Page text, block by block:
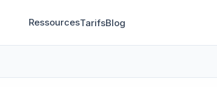
RessourcesTarifsBlog